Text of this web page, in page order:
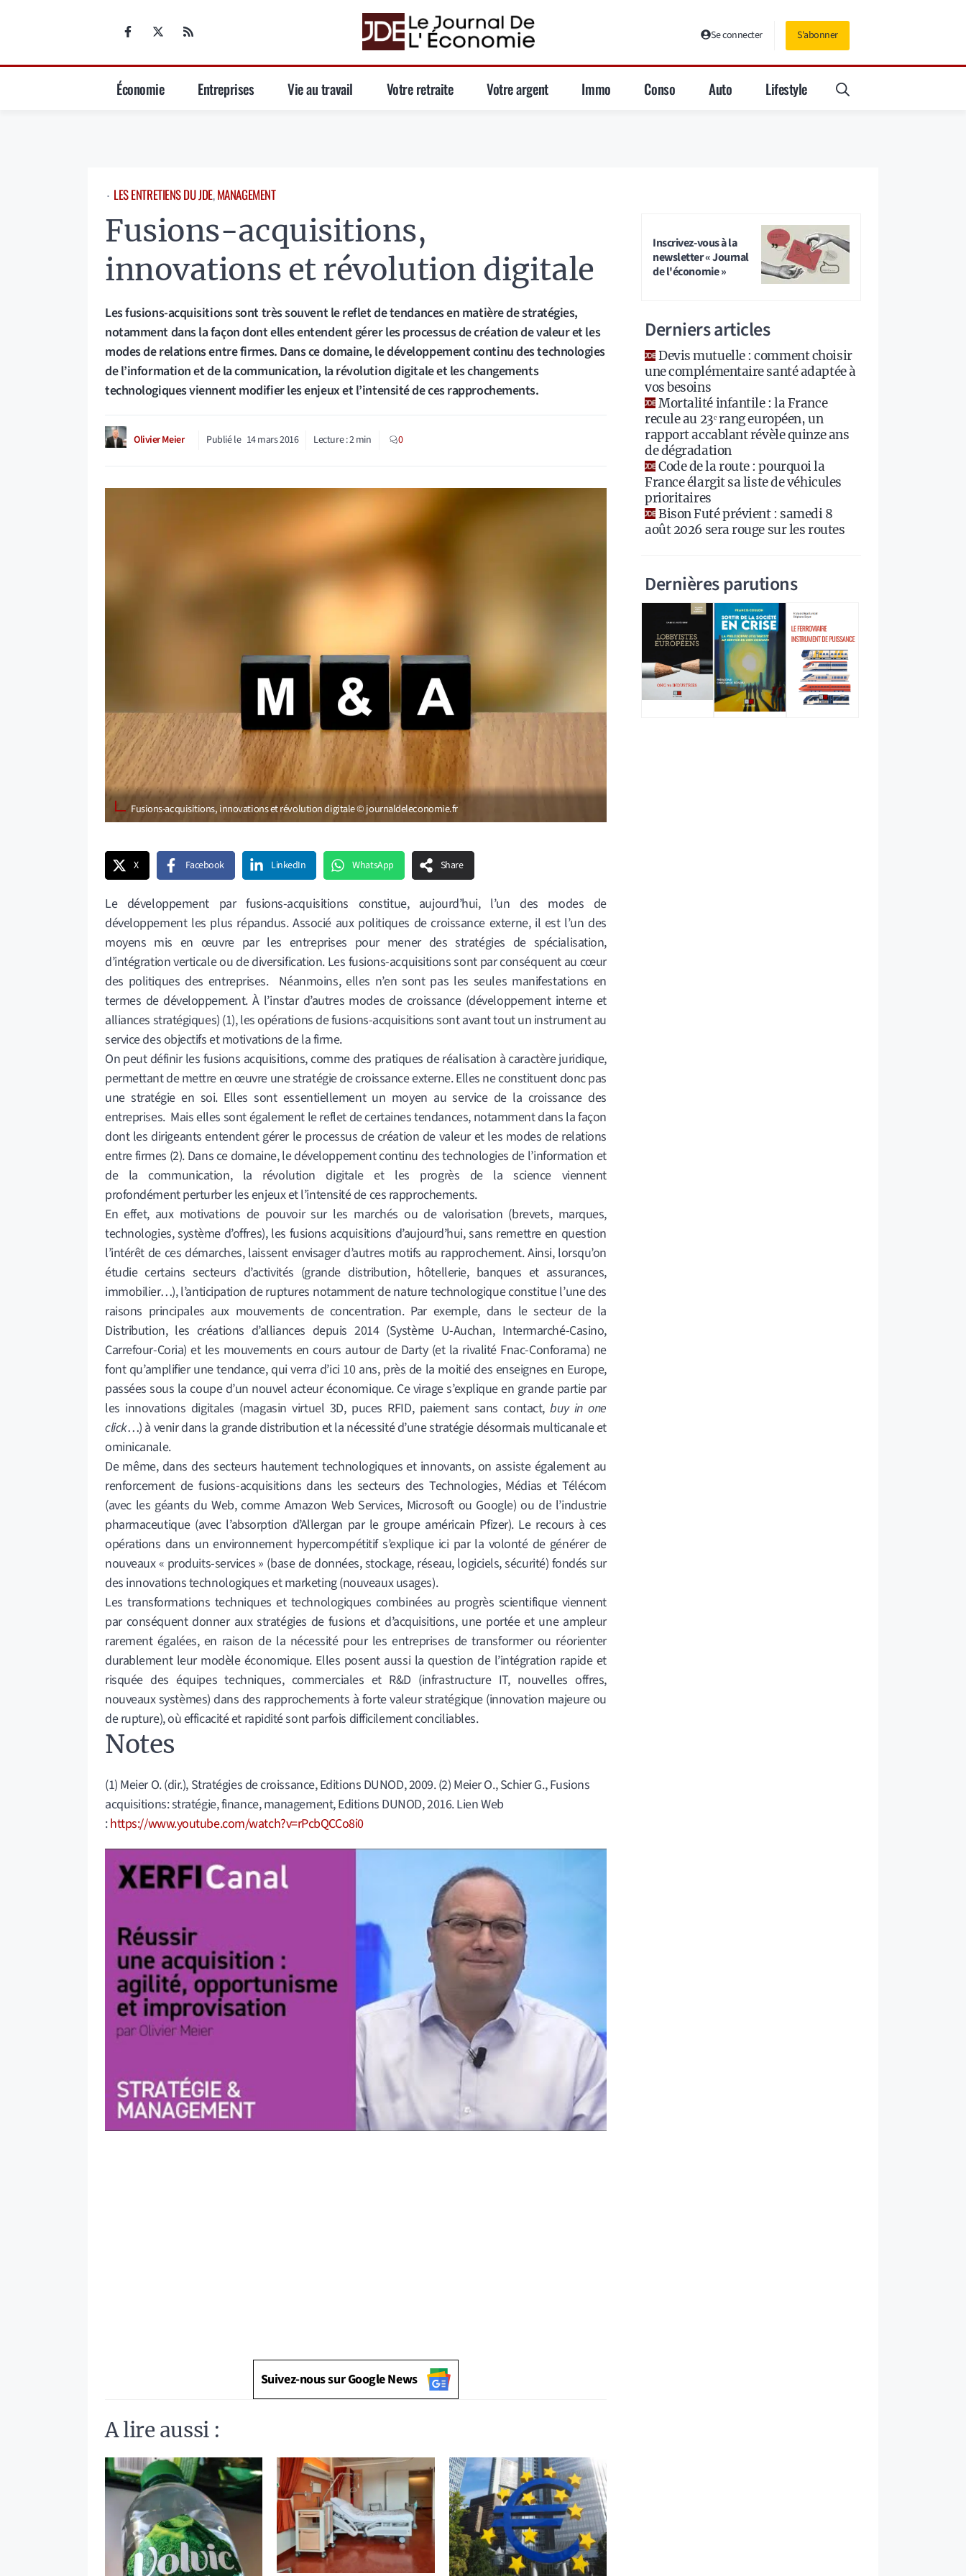
Se connecter S'abonner
Économie Entreprises Vie au travail Votre retraite Votre argent Immo Conso Auto Lifestyle
⋅ LES ENTRETIENS DU JDE, MANAGEMENT
Fusions-acquisitions,
innovations et révolution digitale
Les fusions-acquisitions sont très souvent le reflet de tendances en matière de stratégies,
notamment dans la façon dont elles entendent gérer les processus de création de valeur et les
modes de relations entre firmes. Dans ce domaine, le développement continu des technologies
de l’information et de la communication, la révolution digitale et les changements
technologiques viennent modifier les enjeux et l’intensité de ces rapprochements.
Olivier Meier Publié le 14 mars 2016 Lecture :2min 0
Fusions-acquisitions, innovations et révolution digitale © journaldeleconomie.fr
X Facebook LinkedIn WhatsApp Share
Le développement par fusions-acquisitions constitue, aujourd’hui, l’un des modes de
développement les plus répandus. Associé aux politiques de croissance externe, il est l’un des
moyens mis en œuvre par les entreprises pour mener des stratégies de spécialisation,
d’intégration verticale ou de diversification. Les fusions-acquisitions sont par conséquent au cœur
des politiques des entreprises. Néanmoins, elles n’en sont pas les seules manifestations en
termes de développement. À l’instar d’autres modes de croissance (développement interne et
alliances stratégiques) (1), les opérations de fusions-acquisitions sont avant tout un instrument au
service des objectifs et motivations de la firme.
On peut définir les fusions acquisitions, comme des pratiques de réalisation à caractère juridique,
permettant de mettre en œuvre une stratégie de croissance externe. Elles ne constituent donc pas
une stratégie en soi. Elles sont essentiellement un moyen au service de la croissance des
entreprises. Mais elles sont également le reflet de certaines tendances, notamment dans la façon
dont les dirigeants entendent gérer le processus de création de valeur et les modes de relations
entre firmes (2). Dans ce domaine, le développement continu des technologies de l’information et
de la communication, la révolution digitale et les progrès de la science viennent
profondément perturber les enjeux et l’intensité de ces rapprochements.
En effet, aux motivations de pouvoir sur les marchés ou de valorisation (brevets, marques,
technologies, système d’offres), les fusions acquisitions d’aujourd’hui, sans remettre en question
l’intérêt de ces démarches, laissent envisager d’autres motifs au rapprochement. Ainsi, lorsqu’on
étudie certains secteurs d’activités (grande distribution, hôtellerie, banques et assurances,
immobilier…), l’anticipation de ruptures notamment de nature technologique constitue l’une des
raisons principales aux mouvements de concentration. Par exemple, dans le secteur de la
Distribution, les créations d’alliances depuis 2014 (Système U-Auchan, Intermarché-Casino,
Carrefour-Coria) et les mouvements en cours autour de Darty (et la rivalité Fnac-Conforama) ne
font qu’amplifier une tendance, qui verra d’ici 10 ans, près de la moitié des enseignes en Europe,
passées sous la coupe d’un nouvel acteur économique. Ce virage s’explique en grande partie par
les innovations digitales (magasin virtuel 3D, puces RFID, paiement sans contact,buy in one
click…) à venir dans la grande distribution et la nécessité d’une stratégie désormais multicanale et
ominicanale.
De même, dans des secteurs hautement technologiques et innovants, on assiste également au
renforcement de fusions-acquisitions dans les secteurs des Technologies, Médias et Télécom
(avec les géants du Web, comme Amazon Web Services, Microsoft ou Google) ou de l’industrie
pharmaceutique (avec l’absorption d’Allergan par le groupe américain Pfizer). Le recours à ces
opérations dans un environnement hypercompétitif s’explique ici par la volonté de générer de
nouveaux « produits-services » (base de données, stockage, réseau, logiciels, sécurité) fondés sur
des innovations technologiques et marketing (nouveaux usages).
Les transformations techniques et technologiques combinées au progrès scientifique viennent
par conséquent donner aux stratégies de fusions et d’acquisitions, une portée et une ampleur
rarement égalées, en raison de la nécessité pour les entreprises de transformer ou réorienter
durablement leur modèle économique. Elles posent aussi la question de l’intégration rapide et
risquée des équipes techniques, commerciales et R&D (infrastructure IT, nouvelles offres,
nouveaux systèmes) dans des rapprochements à forte valeur stratégique (innovation majeure ou
de rupture), où efficacité et rapidité sont parfois difficilement conciliables.
Notes
(1) Meier O. (dir.), Stratégies de croissance, Editions DUNOD, 2009. (2) Meier O., Schier G., Fusions
acquisitions: stratégie, finance, management, Editions DUNOD, 2016. Lien Web
:https://www.youtube.com/watch?v=rPcbQCCo8i0
Suivez-nous sur Google News
A lire aussi :
Inscrivez-vous à la
newsletter « Journal
de l'économie »
Derniers articles
Devis mutuelle : comment choisir
une complémentaire santé adaptée à
vos besoins
Mortalité infantile : la France
recule au 23ᵉ rang européen, un
rapport accablant révèle quinze ans
de dégradation
Code de la route : pourquoi la
France élargit sa liste de véhicules
prioritaires
Bison Futé prévient : samedi 8
août 2026 sera rouge sur les routes
Dernières parutions